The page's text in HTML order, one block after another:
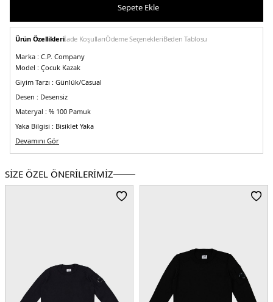
Sepete Ekle
Ürün Özellikleriİade KoşullarıÖdeme SeçenekleriBeden Tablosu
Marka : C.P. Company
Model : Çocuk Kazak
Giyim Tarzı : Günlük/Casual
Desen : Desensiz
Materyal : % 100 Pamuk
Yaka Bilgisi : Bisiklet Yaka
Kol Bilgisi :Uzun Kol
Kalıp Bilgisi :Standart Fit
Üretim Yeri :Moldova
Devamını Gör
SİZE ÖZEL ÖNERİLERİMİZ